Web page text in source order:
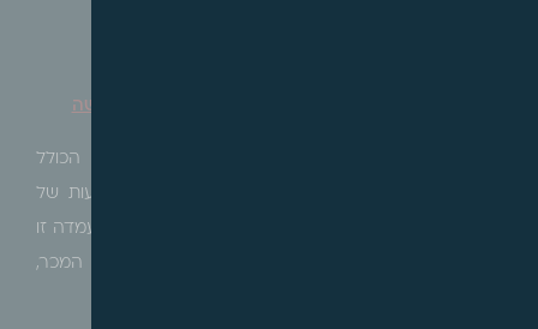
נייר עמדה מטעם ממונה חוק המכר – קבוצות רכישה
ביום 26.8.19, פרסם ממונה חוק המכר נייר עמדה הכולל
התייחסות לאכיפת חוק המכר (דירות) (הבטחת השקעות של
"). מטרת עמדה זו
הינה להבהיר את אופן הפעולה המתחייב מהוראות חוק המכר,